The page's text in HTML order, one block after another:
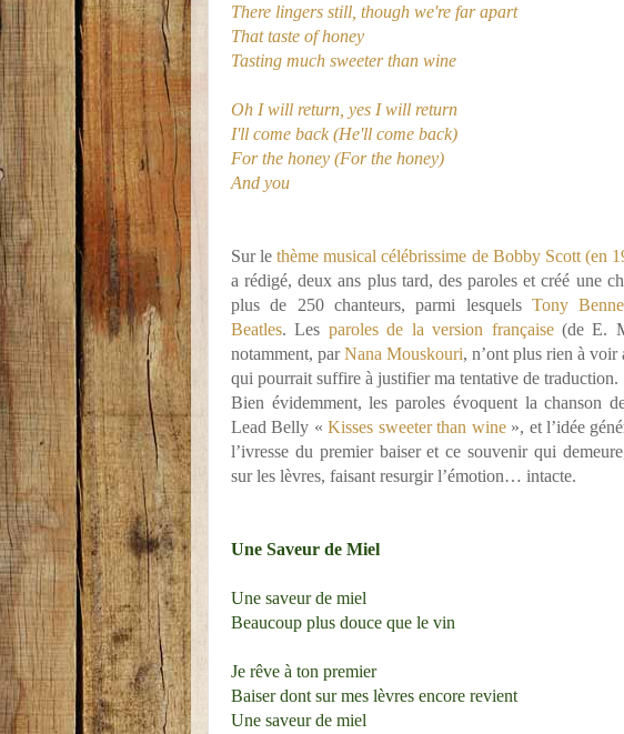
There lingers still, though we're far apart
That taste of honey
Tasting much sweeter than wine
Oh I will return, yes I will return
I'll come back (He'll come back)
For the honey (For the honey)
And you
Sur lethème musical célébrissime de Bobby Scott (en
a rédigé, deux ans plus tard, des paroles et créé une
plus de 250 chanteurs, parmi lesquels Tony
Beatles. Les paroles de la version française(de E.
notamment, parNana Mouskouri, n’ont plus rien à voir
qui pourrait suffire à justifier ma tentative de traduction.
Bien évidemment, les paroles évoquent la chanson
Lead Belly «Kisses sweeter than wine», et l’idée
l’ivresse du premier baiser et ce souvenir qui
sur les lèvres, faisant resurgir l’émotion… intacte.
Une Saveur de Miel
Une saveur de miel
Beaucoup plus douce que le vin
Je rêve à ton premier
Baiser dont sur mes lèvres encore revient
Une saveur de miel